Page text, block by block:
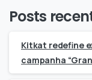
Posts
Kitkat redefine
campanha